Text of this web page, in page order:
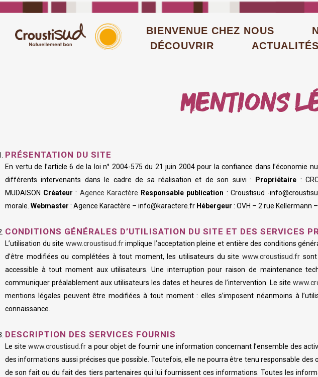
BIENVENUE CHEZ NOUS
DÉCOUVRIR
ACTUALITÉS
MENTIONS
PRÉSENTATION DU SITE
En vertu de l’article 6 de la loi n° 2004-575 du 21 juin 2004 pour la confiance dans l’économie
différents intervenants dans le cadre de sa réalisation et de son suivi :
Propriétaire :
MUDAISON Créateur : Agence Karactère Responsable publication : Croustisud -
morale. Webmaster : Agence Karactère – info@karactere.fr Hébergeur : OVH – 2 rue Kellermann
CONDITIONS GÉNÉRALES D’UTILISATION DU SITE ET DES SERVICES
L’utilisation du site www.croustisud.frimplique l’acceptation pleine et entière des conditions
d’être modifiées ou complétées à tout moment, les utilisateurs du site www.croustisud.frsont
accessible à tout moment aux utilisateurs. Une interruption pour raison de maintenance
communiquer préalablement aux utilisateurs les dates et heures de l’intervention. Le site
mentions légales peuvent être modifiées à tout moment : elles s’imposent néanmoins à
connaissance.
DESCRIPTION DES SERVICES FOURNIS
Le site www.croustisud.fra pour objet de fournir une information concernant l’ensemble des
des informations aussi précises que possible. Toutefois, elle ne pourra être tenu responsable des
de son fait ou du fait des tiers partenaires qui lui fournissent ces informations. Toutes les